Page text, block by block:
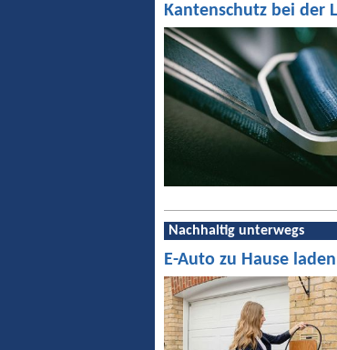
Kantenschutz bei der
Nachhaltig unterwegs
E-Auto zu Hause